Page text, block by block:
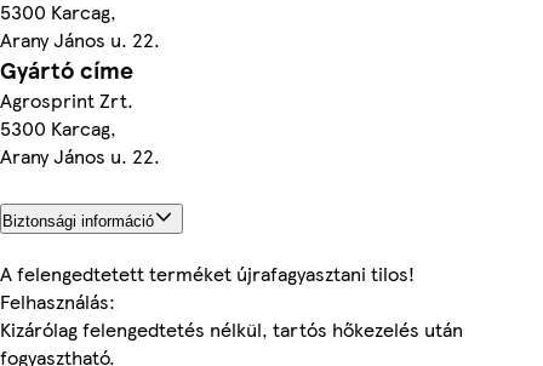
5300 Karcag,
Arany János u. 22.
Gyártó címe
Agrosprint Zrt.
5300 Karcag,
Arany János u. 22.
Biztonsági információ
A felengedtetett terméket újrafagyasztani tilos!
Felhasználás:
Kizárólag felengedtetés nélkül, tartós hőkezelés után
fogyasztható.